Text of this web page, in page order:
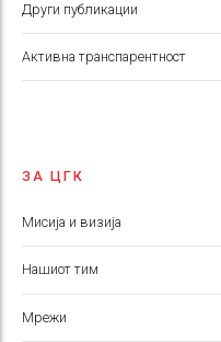
Други публикации
Aктивна транспарентност
ЗА ЦГК
Мисија и визија
Нашиот тим
Мрежи